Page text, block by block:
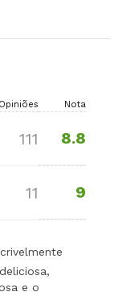
Opiniões Nota
111 8.8
11 9
e o